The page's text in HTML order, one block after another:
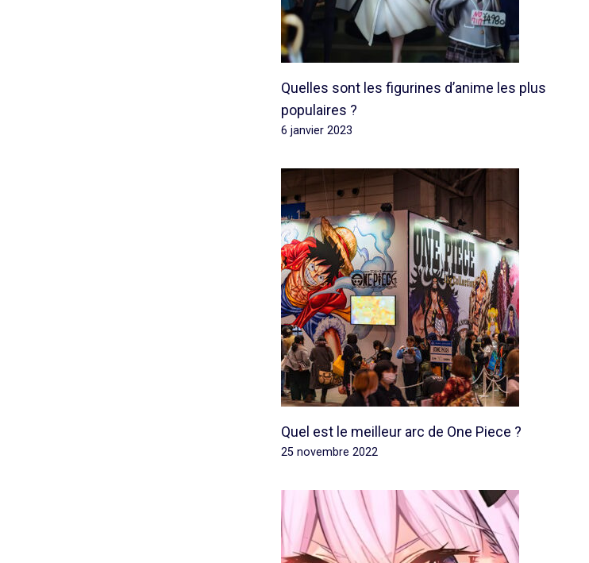
Quelles sont les figurines d’anime les plus
populaires ?
6 janvier 2023
Quel est le meilleur arc de One Piece ?
25 novembre 2022